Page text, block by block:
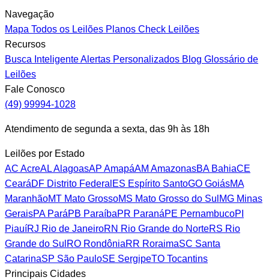
Navegação
Mapa Todos os Leilões Planos Check Leilões
Recursos
Busca InteligenteAlertas Personalizados Blog Glossário de
Leilões
Fale Conosco
(49) 99994-1028
Atendimento de segunda a sexta, das 9h às 18h
Leilões por Estado
AC AcreALAlagoasAP AmapáAM AmazonasBABahiaCE
CearáDF Distrito Federal ES Espírito SantoGO GoiásMA
MaranhãoMT Mato GrossoMS Mato Grosso do Sul MG Minas
GeraisPAParáPB ParaíbaPR ParanáPE PernambucoPI
PiauíRJ Rio de JaneiroRN Rio Grande do NorteRS Rio
Grande do Sul RO RondôniaRR RoraimaSC Santa
CatarinaSP São PauloSE SergipeTO Tocantins
Principais Cidades